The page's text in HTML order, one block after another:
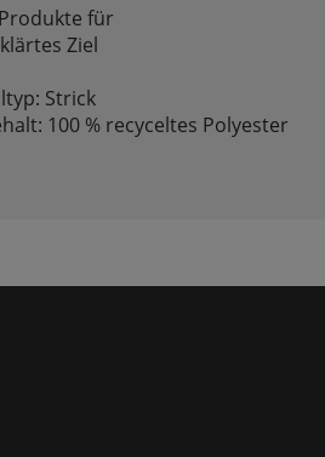
für
Ziel
Strick
100 % recyceltes Polyester